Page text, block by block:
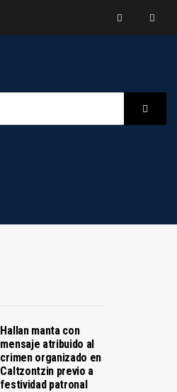
Hallan manta con
mensaje atribuido al
crimen organizado en
Caltzontzin previo a
festividad patronal